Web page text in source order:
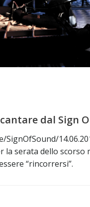
dal Sign
SignOfSound/
la serata dello scorso
“rincorrersi”.